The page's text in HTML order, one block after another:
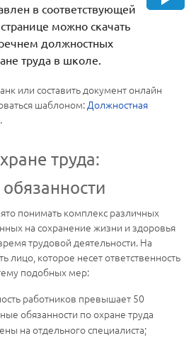
в соответствующей
можно скачать
должностных
труда в школе.
или составить документ онлайн
шаблоном:Должностная
.
труда:
понимать комплекс различных
на сохранение жизни и здоровья
трудовой деятельности. На
лицо, которое несет ответственность
подобных мер:
работников превышает 50
обязанности по охране труда
на отдельного специалиста;